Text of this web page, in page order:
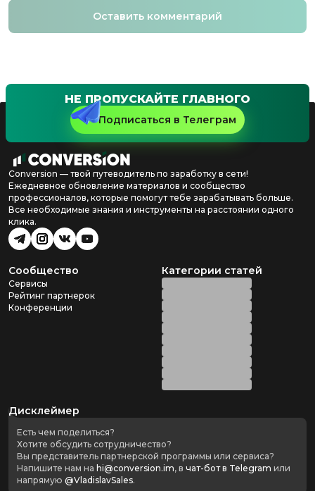
Оставить комментарий
НЕ ПРОПУСКАЙТЕ ГЛАВНОГО
Подписаться в Телеграм
Conversion — твой путеводитель по заработку в сети!
Ежедневное обновление материалов и сообщество
профессионалов, которые помогут тебе зарабатывать больше.
Все необходимые знания и инструменты на расстоянии одного
клика.
Сообщество
Сервисы
Рейтинг партнерок
Конференции
Категории статей
Дисклеймер
Есть чем поделиться?
Хотите обсудить сотрудничество?
Вы представитель партнерской программы или сервиса?
Напишите нам на hi@conversion.im, в чат-бот в Telegram или
напрямую @VladislavSales.